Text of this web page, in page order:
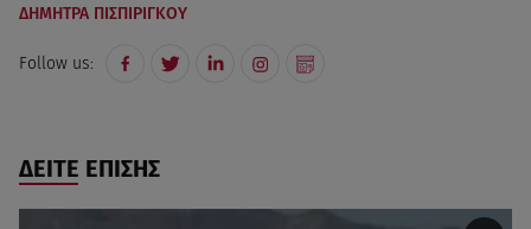
ΔΗΜΗΤΡΑ ΠΙΣΠΙΡΙΓΚΟΥ
Follow us:
ΔΕΙΤΕ ΕΠΙΣΗΣ